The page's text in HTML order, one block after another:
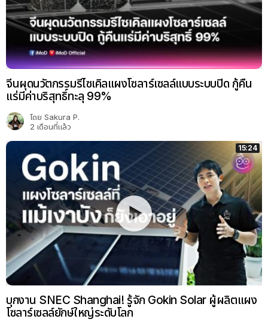
จีนผุดนวัตกรรมรีไซเคิลแผงโซลาร์เซลล์แบบระบบปิด กู้คืน
แร่มีค่าบริสุทธิ์ทะลุ 99%
โดย Sakura P.
2 เดือนที่แล้ว
15:24
บุกงาน SNEC Shanghai! รู้จัก Gokin Solar ผู้ผลิตแผง
โซลาร์เซลล์ยักษ์ใหญ่ระดับโลก